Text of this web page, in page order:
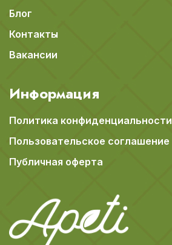
Блог
Контакты
Вакансии
Информация
Политика конфиденциальности
Пользовательское соглашение
Публичная оферта